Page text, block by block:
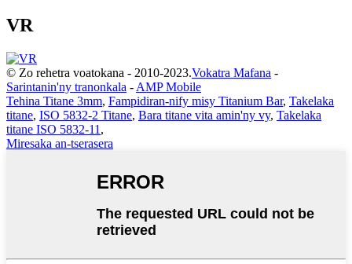
VR
© Zo rehetra voatokana - 2010-2023.Vokatra Mafana -
Sarintanin'ny tranonkala - AMP Mobile
Tehina Titane 3mm, Fampidiran-nify misy Titanium Bar, Takelaka
titane, ISO 5832-2 Titane, Bara titane vita amin'ny vy, Takelaka
titane ISO 5832-11 ,
Miresaka an-tserasera